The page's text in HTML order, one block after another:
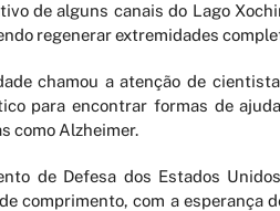
de alguns canais do Lago
regenerar extremidades
chamou a atenção de
para encontrar formas de
como Alzheimer.
de Defesa dos Estados
comprimento, com a esperança